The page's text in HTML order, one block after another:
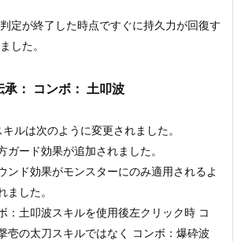
定が終了した時点ですぐに持久力が回復す
した。
承： コンボ： 土叩波
ルは次のように変更されました。
ガード効果が追加されました。
ンド効果がモンスターにのみ適用されるよ
ました。
：土叩波スキルを使用後左クリック時 コ
壱の太刀スキルではなく コンボ：爆砕波